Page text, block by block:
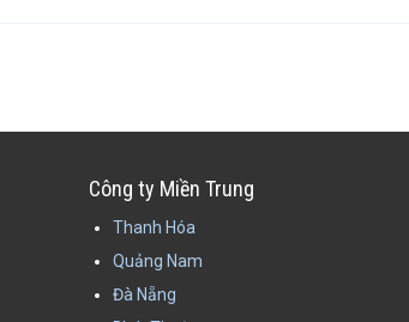
Công ty Miền Trung
Thanh Hóa
Quảng Nam
Đà Nẵng